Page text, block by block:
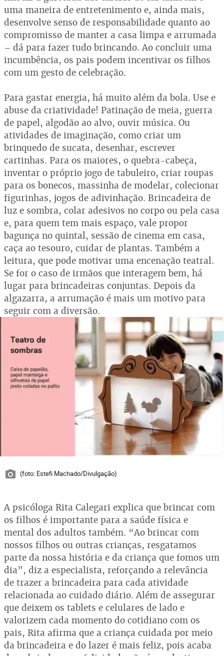
uma maneira de entretenimento e, ainda mais,
desenvolve senso de responsabilidade quanto ao
compromisso de manter a casa limpa e arrumada
– dá para fazer tudo brincando. Ao concluir uma
incumbência, os pais podem incentivar os filhos
com um gesto de celebração.
Para gastar energia, há muito além da bola. Use e
abuse da criatividade! Patinação de meia, guerra
de papel, algodão ao alvo, ouvir música. Ou
atividades de imaginação, como criar um
brinquedo de sucata, desenhar, escrever
cartinhas. Para os maiores, o quebra-cabeça,
inventar o próprio jogo de tabuleiro, criar roupas
para os bonecos, massinha de modelar, colecionar
figurinhas, jogos de adivinhação. Brincadeira de
luz e sombra, colar adesivos no corpo ou pela casa
e, para quem tem mais espaço, vale propor
bagunça no quintal, sessão de cinema em casa,
caça ao tesouro, cuidar de plantas. Também a
leitura, que pode motivar uma encenação teatral.
Se for o caso de irmãos que interagem bem, há
lugar para brincadeiras conjuntas. Depois da
algazarra, a arrumação é mais um motivo para
seguir com a diversão.
(foto: Estefi Machado/Divulgação)
A psicóloga Rita Calegari explica que brincar com
os filhos é importante para a saúde física e
mental dos adultos também. “Ao brincar com
nossos filhos ou outras crianças, resgatamos
parte da nossa história e da criança que fomos um
dia”, diz a especialista, reforçando a relevância
de trazer a brincadeira para cada atividade
relacionada ao cuidado diário. Além de assegurar
que deixem os tablets e celulares de lado e
valorizem cada momento do cotidiano com os
pais, Rita afirma que a criança cuidada por meio
da brincadeira e do lazer é mais feliz, pois acaba